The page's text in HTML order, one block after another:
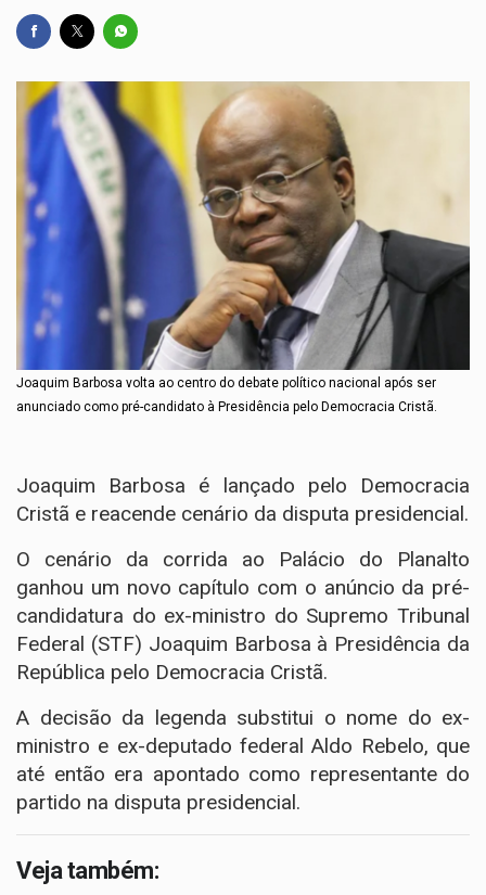
Joaquim Barbosa volta ao centro do debate político nacional após ser
anunciado como pré-candidato à Presidência pelo Democracia Cristã.
Joaquim Barbosa é lançado pelo Democracia
Cristã e reacende cenário da disputa presidencial.
O cenário da corrida ao Palácio do Planalto
ganhou um novo capítulo com o anúncio da pré-
candidatura do ex-ministro do Supremo Tribunal
Federal (STF) Joaquim Barbosa à Presidência da
República pelo Democracia Cristã.
A decisão da legenda substitui o nome do ex-
ministro e ex-deputado federal Aldo Rebelo, que
até então era apontado como representante do
partido na disputa presidencial.
Veja também: